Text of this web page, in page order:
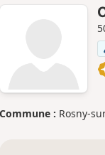
Commune : Rosny-